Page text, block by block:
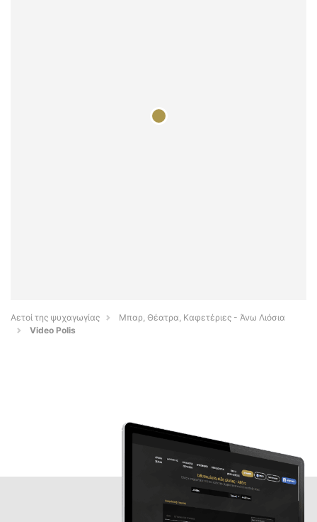
Αετοί της ψυχαγωγίας
Μπαρ, Θέατρα, Καφετέριες - Άνω Λιόσια
Video Polis